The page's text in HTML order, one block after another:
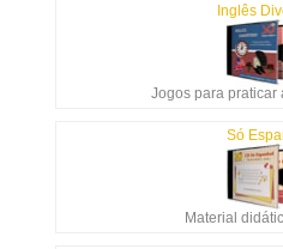
Inglês
Jogos para praticar
Só
Material